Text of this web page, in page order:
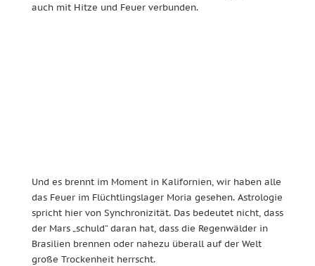
auch mit Hitze und Feuer verbunden.
Und es brennt im Moment in Kalifornien, wir haben alle
das Feuer im Flüchtlingslager Moria gesehen. Astrologie
spricht hier von Synchronizität. Das bedeutet nicht, dass
der Mars „schuld“ daran hat, dass die Regenwälder in
Brasilien brennen oder nahezu überall auf der Welt
große Trockenheit herrscht.